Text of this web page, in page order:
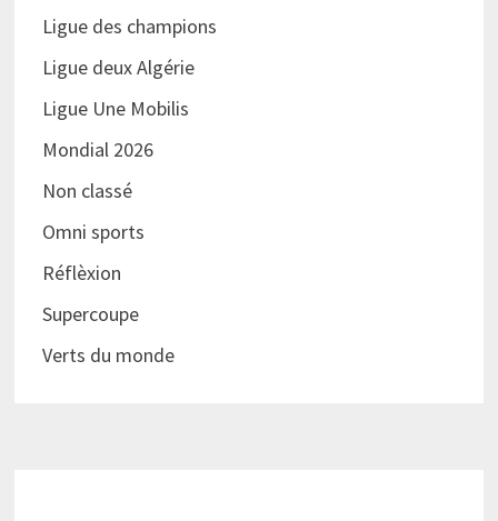
Ligue des champions
Ligue deux Algérie
Ligue Une Mobilis
Mondial 2026
Non classé
Omni sports
Réflèxion
Supercoupe
Verts du monde